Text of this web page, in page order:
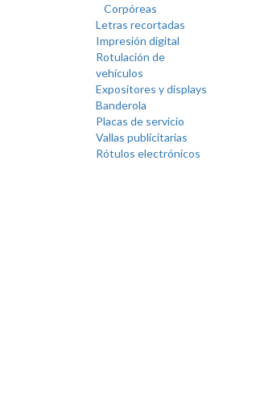
Corpóreas
Letras recortadas
Impresión digital
Rotulación de
vehículos
Expositores y displays
Banderola
Placas de servicio
Vallas publicitarias
Rótulos electrónicos